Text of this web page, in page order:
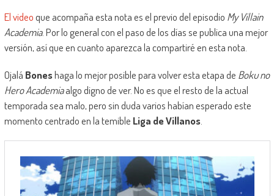
El videoque acompaña esta nota es el previo del episodio My Villain
Academia. Por lo general con el paso de los días se publica una mejor
versión, así que en cuanto aparezca la compartiré en esta nota.
Ojalá Boneshaga lo mejor posible para volver esta etapa de Boku no
Hero Academiaalgo digno de ver. No es que el resto de la actual
temporada sea malo, pero sin duda varios habían esperado este
momento centrado en la temible Liga de Villanos.